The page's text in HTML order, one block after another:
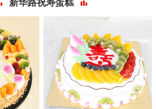
新华路祝寿蛋糕